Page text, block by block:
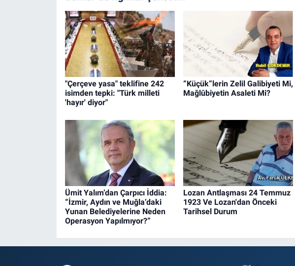
"Çerçeve yasa" teklifine 242
isimden tepki: "Türk milleti
'hayır' diyor"
“Küçük”lerin Zelil Galibiyeti Mi,
Mağlûbiyetin Asaleti Mi?
Ümit Yalım’dan Çarpıcı İddia:
“İzmir, Aydın ve Muğla’daki
Yunan Belediyelerine Neden
Operasyon Yapılmıyor?”
Lozan Antlaşması 24 Temmuz
1923 Ve Lozan'dan Önceki
Tarihsel Durum